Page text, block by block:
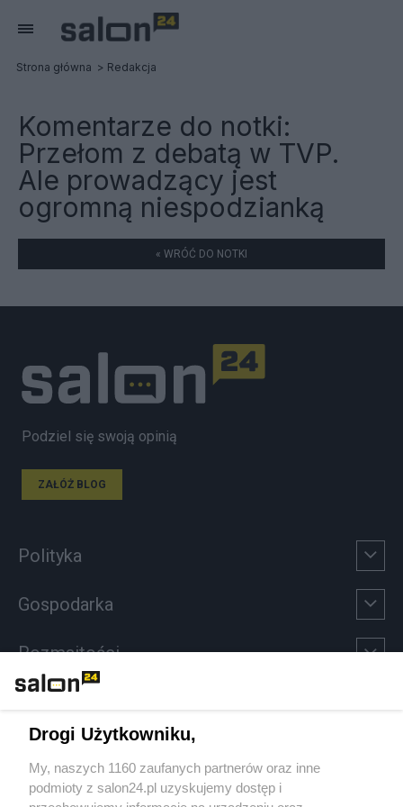
Strona główna Redakcja
Komentarze do notki:
Przełom z debatą w TVP.
Ale prowadzący jest
ogromną niespodzianką
« WRÓĆ DO NOTKI
Podziel się swoją opinią
ZAŁÓŻ BLOG
Polityka
Gospodarka
Rozmaitości
Sport
Społeczeństwo
Drogi Użytkowniku,
My, naszych 1160 zaufanych partnerów oraz inne
podmioty z salon24.pl uzyskujemy dostęp i